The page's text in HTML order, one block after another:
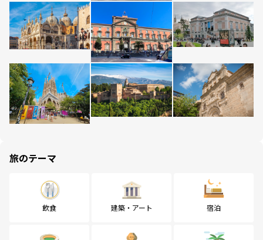
旅のテーマ
飲食 建築・アート 宿泊